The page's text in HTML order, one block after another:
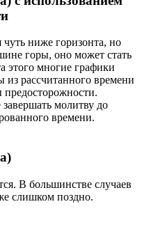
ниже горизонта, но
горы, оно может стать
этого многие графики
рассчитанного времени
молитву до
времени.
В большинстве случаев
слишком поздно.